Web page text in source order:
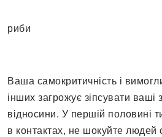
риби
Ваша самокритичність і
інших загрожує зіпсувати ваші
відносини. У першій половині
в контактах, не шокуйте людей